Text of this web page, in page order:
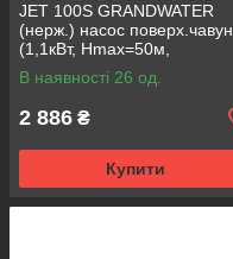
JET 100S GRANDWATER
(нерж.) насос поверх.чавун
(1,1кВт, Нmax=50м,
Qmax=52л/хв) {1}
В наявності 26 од.
2 886 ₴
Купити